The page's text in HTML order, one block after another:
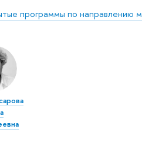
программы по направлению